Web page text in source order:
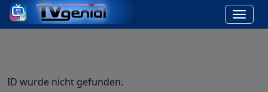
ID wurde nicht gefunden.